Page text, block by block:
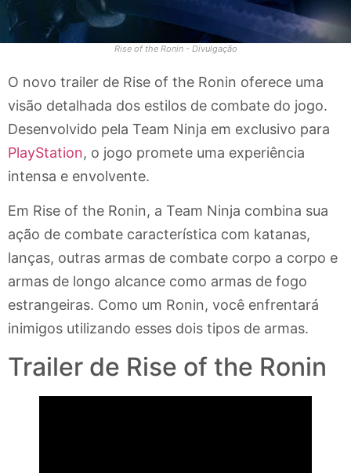
Rise of the Ronin - Divulgação
O novo trailer de Rise of the Ronin oferece uma
visão detalhada dos estilos de combate do jogo.
Desenvolvido pela Team Ninja em exclusivo para
PlayStation, o jogo promete uma experiência
intensa e envolvente.
Em Rise of the Ronin, a Team Ninja combina sua
ação de combate característica com katanas,
lanças, outras armas de combate corpo a corpo e
armas de longo alcance como armas de fogo
estrangeiras. Como um Ronin, você enfrentará
inimigos utilizando esses dois tipos de armas.
Trailer de Rise of the Ronin